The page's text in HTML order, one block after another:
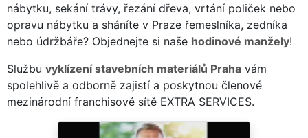
nábytku, sekání trávy, řezání dřeva, vrtání poliček nebo
opravu nábytku a sháníte v Praze řemeslníka, zedníka
nebo údržbáře? Objednejte si naše hodinové manžely!
Službu vyklízení stavebních materiálů Praha vám
spolehlivě a odborně zajistí a poskytnou členové
mezinárodní franchisové sítě EXTRA SERVICES.